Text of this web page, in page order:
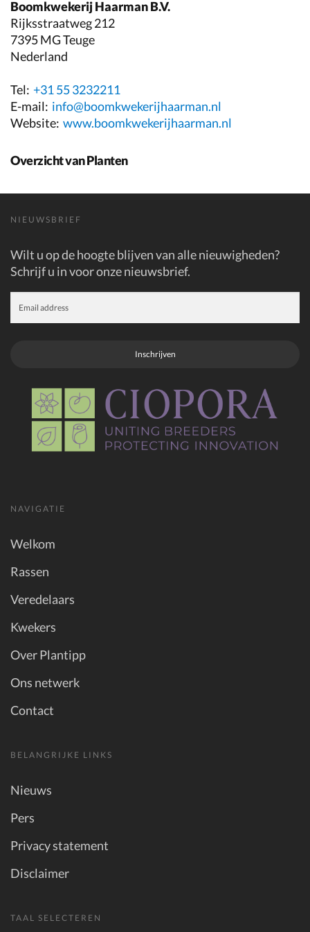
Boomkwekerij Haarman B.V.
Rijksstraatweg 212
7395 MG Teuge
Nederland
Tel: +31 55 3232211
E-mail: info@boomkwekerijhaarman.nl
Website: www.boomkwekerijhaarman.nl
Overzicht van Planten
NIEUWSBRIEF
Wilt u op de hoogte blijven van alle nieuwigheden?
Schrijf u in voor onze nieuwsbrief.
Inschrijven
NAVIGATIE
Welkom
Rassen
Veredelaars
Kwekers
Over Plantipp
Ons netwerk
Contact
BELANGRIJKE LINKS
Nieuws
Pers
Privacy statement
Disclaimer
TAAL SELECTEREN